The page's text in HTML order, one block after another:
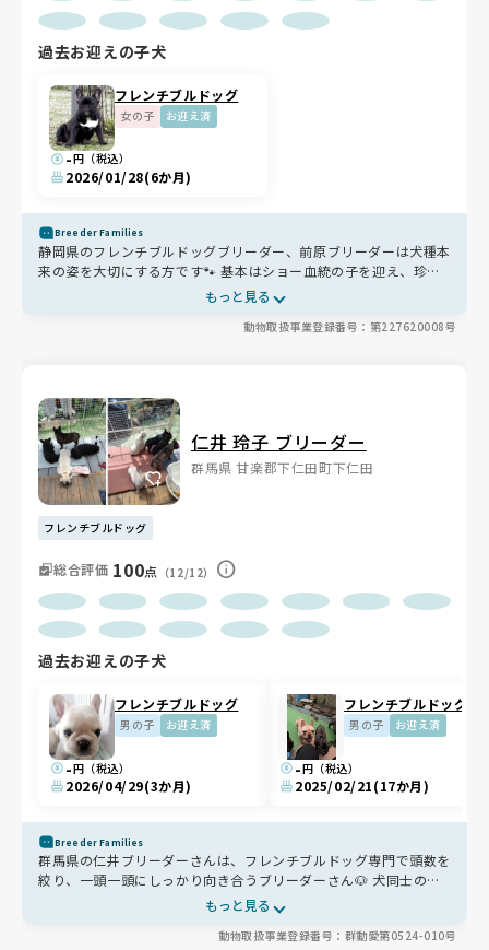
過去お迎えの子犬
フレンチブルドッグ
女の子 お迎え済
-円（税込）
2026/01/28(6か月)
Breeder Families
静岡県のフレンチブルドッグブリーダー、前原ブリーダーは犬種本
来の姿を大切にする方です🐾 基本はショー血統の子を迎え、珍し
いカラーや極端に小さい子を作る繁殖は行わず、健康を最優先にし
ています。見学では母犬と父犬に必ず会えるので、成長後の大きさ
や性格の傾向を見通したうえで安心してお迎えを決められます。お
ます。秋には年1回のファミリー会もあり、長く続くつながりが生
まれています😊
もっと見る
動物取扱事業登録番号：第227620008号
仁井 玲子 ブリーダー
群馬県 甘楽郡下仁田町下仁田
フレンチブルドッグ
総合評価 100点 （12/12）
過去お迎えの子犬
フレンチブルドッグ
男の子 お迎え済
-円（税込）
2026/04/29(3か月)
フレンチブルドッグ
男の子 お迎え済
-円（税込）
2025/02/21(17か月)
Breeder Families
群馬県の仁井ブリーダーさんは、フレンチブルドッグ専門で頭数を
絞り、一頭一頭にしっかり向き合うブリーダーさん🐶 犬同士の関
わりや人とのふれあいを大切にし、性格も明るく人懐っこい子ばか
り✨ お迎え後も相談でき、誕生日にはプレゼントも届く温かなサ
もっと見る
動物取扱事業登録番号：群動愛第0524-010号